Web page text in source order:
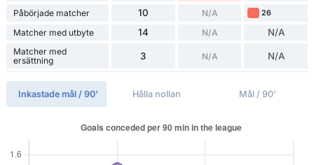
Påbörjade matcher 10 N/A 26
Matcher med utbyte 14 N/A N/A
Matcher med
ersättning
3 N/A N/A
Inkastade mål / 90' Hålla nollan Mål / 90'